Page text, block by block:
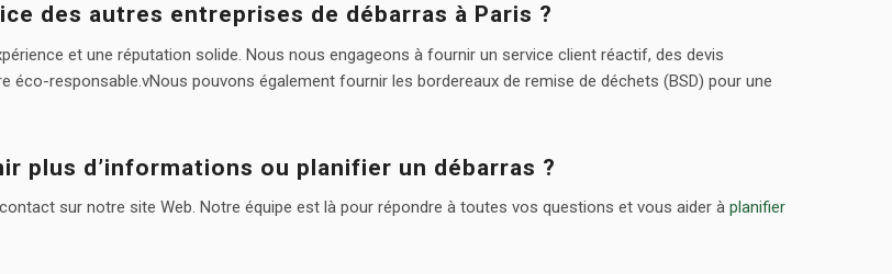
des autres entreprises de débarras à Paris ?
et une réputation solide. Nous nous engageons à fournir un service client réactif, des devis
responsable.vNous pouvons également fournir les bordereaux de remise de déchets (BSD) pour une
plus d’informations ou planifier un débarras ?
sur notre site Web. Notre équipe est là pour répondre à toutes vos questions et vous aider à planifier